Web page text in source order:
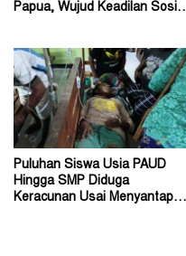
Papua, Wujud Keadilan Sosial
Puluhan Siswa Usia PAUD
Hingga SMP Diduga
Keracunan Usai Menyantap